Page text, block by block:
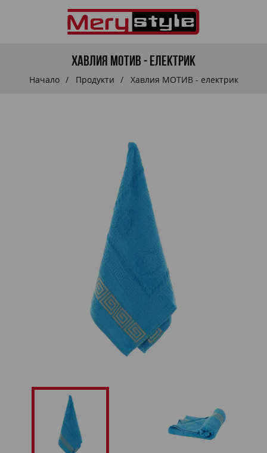
Хавлия МОТИВ - електрик
Начало Продукти Хавлия МОТИВ - електрик